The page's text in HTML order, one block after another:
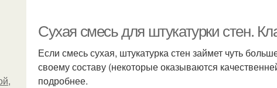
Сухая смесь для штукатурки стен.
Если смесь сухая, штукатурка стен займет чуть
своему составу (некоторые оказываются
подробнее.